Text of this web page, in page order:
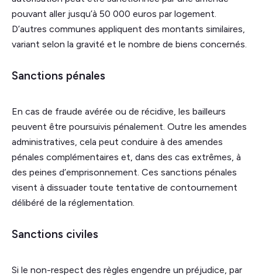
pouvant aller jusqu’à 50 000 euros par logement.
D’autres communes appliquent des montants similaires,
variant selon la gravité et le nombre de biens concernés.
Sanctions pénales
En cas de fraude avérée ou de récidive, les bailleurs
peuvent être poursuivis pénalement. Outre les amendes
administratives, cela peut conduire à des amendes
pénales complémentaires et, dans des cas extrêmes, à
des peines d’emprisonnement. Ces sanctions pénales
visent à dissuader toute tentative de contournement
délibéré de la réglementation.
Sanctions civiles
Si le non-respect des règles engendre un préjudice, par